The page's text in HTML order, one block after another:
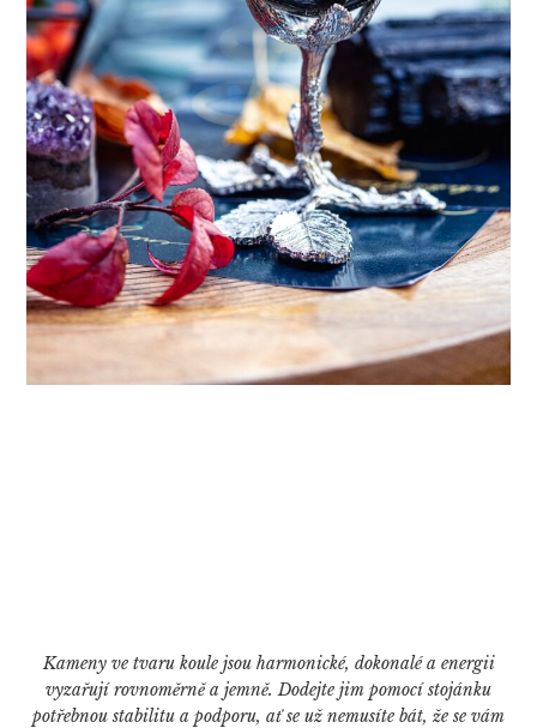
Kameny ve tvaru koule jsou harmonické, dokonalé a energii
vyzařují rovnoměrně a jemně. Dodejte jim pomocí stojánku
potřebnou stabilitu a podporu, ať se už nemusíte bát, že se vám